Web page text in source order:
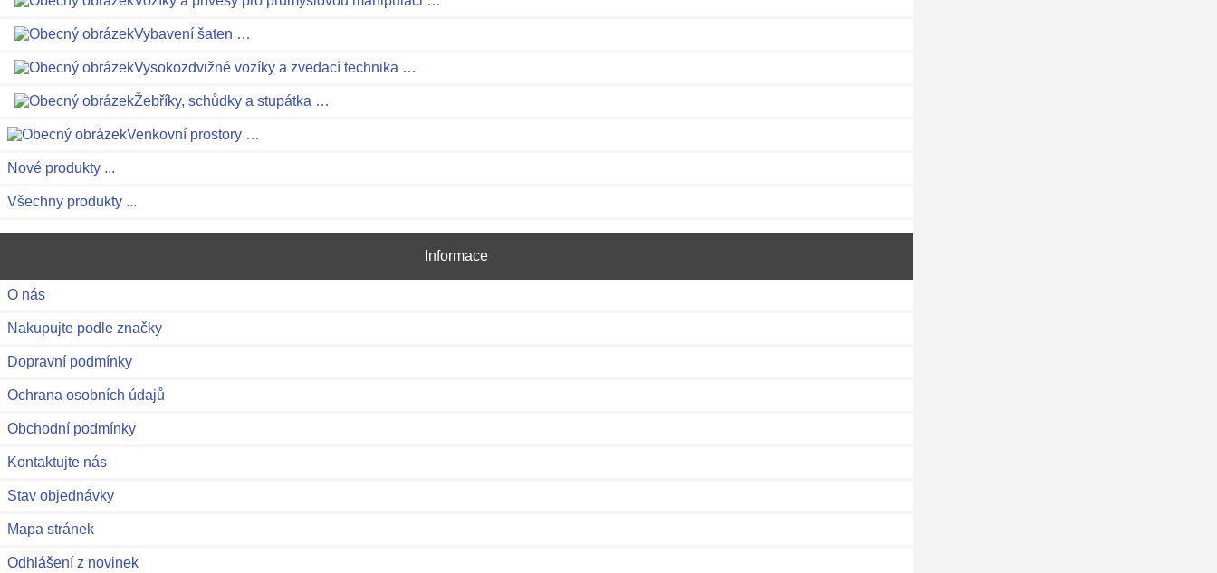
Vybavení šaten …
Vysokozdvižné vozíky a zvedací technika …
Žebříky, schůdky a stupátka …
Venkovní prostory …
Nové produkty ...
Všechny produkty ...
Informace
O nás
Nakupujte podle značky
Dopravní podmínky
Ochrana osobních údajů
Obchodní podmínky
Kontaktujte nás
Stav objednávky
Mapa stránek
Odhlášení z novinek